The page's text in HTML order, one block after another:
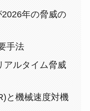
年の脅威の
手法
アルタイム脅威
と機械速度対機